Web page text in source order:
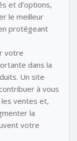
et d’options,
le meilleur
protégeant
votre
dans la
Un site
à vous
ventes et,
la
votre